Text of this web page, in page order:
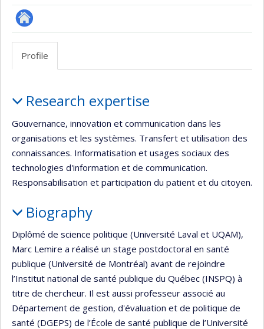
Autre
Profile
Research expertise
Gouvernance, innovation et communication dans les
organisations et les systèmes. Transfert et utilisation des
connaissances. Informatisation et usages sociaux des
technologies d'information et de communication.
Responsabilisation et participation du patient et du citoyen.
Biography
Diplômé de science politique (Université Laval et UQAM),
Marc Lemire a réalisé un stage postdoctoral en santé
publique (Université de Montréal) avant de rejoindre
l’Institut national de santé publique du Québec (INSPQ) à
titre de chercheur. Il est aussi professeur associé au
Département de gestion, d'évaluation et de politique de
santé (DGEPS) de l’École de santé publique de l’Université